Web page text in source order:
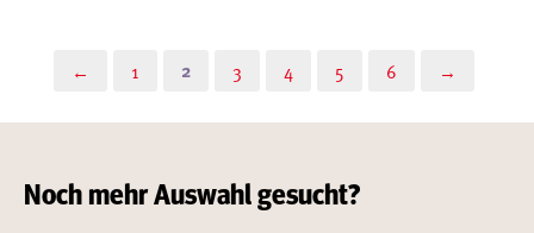
← 1 2 3 4 5 6 →
Noch mehr Auswahl gesucht?